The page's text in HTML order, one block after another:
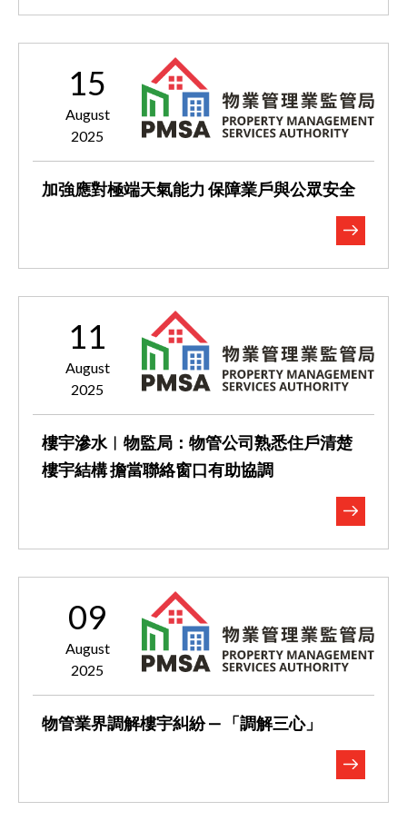
15
August
2025
加強應對極端天氣能力 保障業戶與公眾安全
11
August
2025
樓宇滲水︱物監局：物管公司熟悉住戶清楚
樓宇結構 擔當聯絡窗口有助協調
09
August
2025
物管業界調解樓宇糾紛 — 「調解三心」